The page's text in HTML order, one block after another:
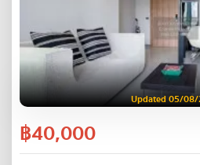
Updated 05/
฿40,000